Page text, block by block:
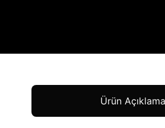
Ürün Açıklama